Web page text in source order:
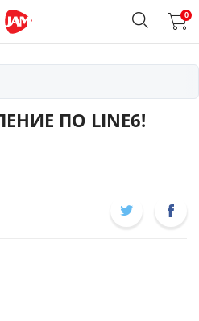
0
ПО LINE6!